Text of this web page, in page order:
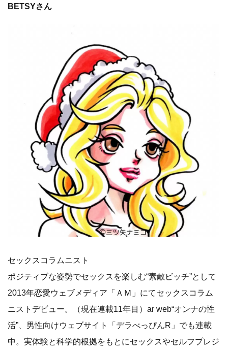
BETSYさん
セックスコラムニスト
ポジティブな姿勢でセックスを楽しむ“素敵ビッチ”として
2013年恋愛ウェブメディア「ＡＭ」にてセックスコラム
ニストデビュー。（現在連載11年目）ar web“オンナの性
活”、男性向けウェブサイト「デラべっぴんR」でも連載
中。実体験と科学的根拠をもとにセックスやセルフプレジ